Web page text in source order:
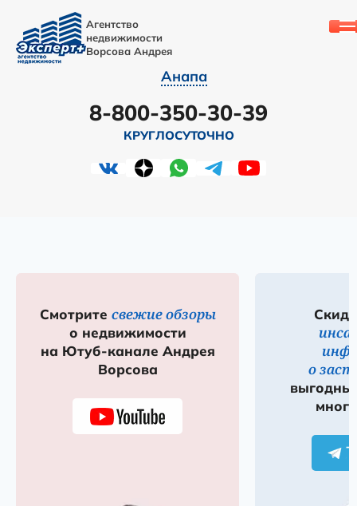
Агентство
недвижимости
Ворсова Андрея
Анапа
8-800-350-30-39
КРУГЛОСУТОЧНО
Смотрите свежие обзоры
о недвижимости
на Ютуб-канале Андрея
Ворсова
о